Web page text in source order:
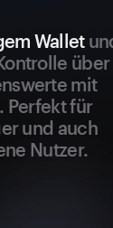
Wallet
über
mit
Perfekt für
und auch
Nutzer.